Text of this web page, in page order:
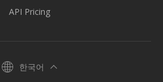
API Pricing
한국어